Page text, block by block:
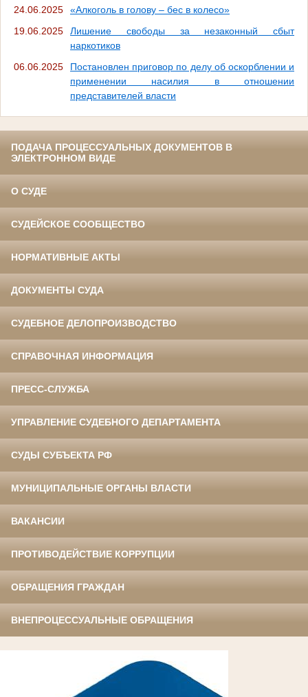
24.06.2025
«Алкоголь в голову – бес в колесо»
19.06.2025
Лишение свободы за незаконный сбыт
наркотиков
06.06.2025
Постановлен приговор по делу об оскорблении и
применении насилия в отношении
представителей власти
ПОДАЧА ПРОЦЕССУАЛЬНЫХ ДОКУМЕНТОВ В
ЭЛЕКТРОННОМ ВИДЕ
О СУДЕ
СУДЕЙСКОЕ СООБЩЕСТВО
НОРМАТИВНЫЕ АКТЫ
ДОКУМЕНТЫ СУДА
СУДЕБНОЕ ДЕЛОПРОИЗВОДСТВО
СПРАВОЧНАЯ ИНФОРМАЦИЯ
ПРЕСС-СЛУЖБА
УПРАВЛЕНИЕ СУДЕБНОГО ДЕПАРТАМЕНТА
СУДЫ СУБЪЕКТА РФ
МУНИЦИПАЛЬНЫЕ ОРГАНЫ ВЛАСТИ
ВАКАНСИИ
ПРОТИВОДЕЙСТВИЕ КОРРУПЦИИ
ОБРАЩЕНИЯ ГРАЖДАН
ВНЕПРОЦЕССУАЛЬНЫЕ ОБРАЩЕНИЯ